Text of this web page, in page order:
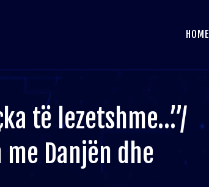
HOME
të lezetshme…”/
Danjën dhe